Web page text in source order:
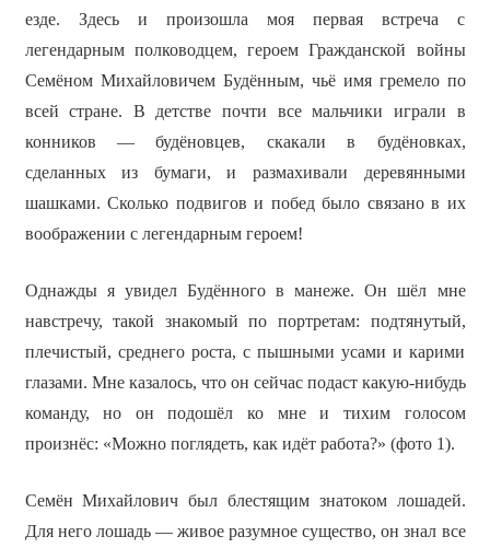
езде. Здесь и произошла моя первая встреча с
легендарным полководцем, героем Гражданской войны
Семёном Михайловичем Будённым, чьё имя гремело по
всей стране. В детстве почти все мальчики играли в
конников — будёновцев, скакали в будёновках,
сделанных из бумаги, и размахивали деревянными
шашками. Сколько подвигов и побед было связано в их
воображении с легендарным героем!
Однажды я увидел Будённого в манеже. Он шёл мне
навстречу, такой знакомый по портретам: подтянутый,
плечистый, среднего роста, с пышными усами и карими
глазами. Мне казалось, что он сейчас подаст какую-нибудь
команду, но он подошёл ко мне и тихим голосом
произнёс: «Можно поглядеть, как идёт работа?» (фото 1).
Семён Михайлович был блестящим знатоком лошадей.
Для него лошадь — живое разумное существо, он знал все